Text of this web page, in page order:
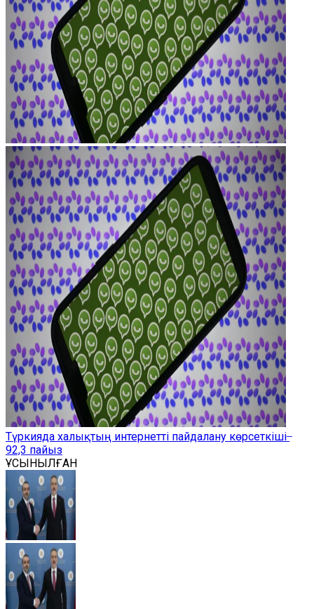
Түркияда халықтың интернетті пайдалану көрсеткіші ̶
92,3 пайыз
ҰСЫНЫЛҒАН